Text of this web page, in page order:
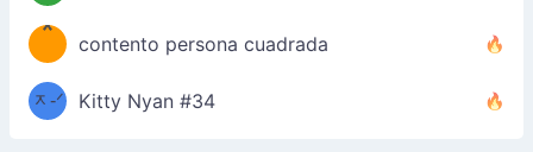
\
*
＿
*
contento persona cuadrada
/ᐠ-
ᆽ-ᐟ
Kitty Nyan #34